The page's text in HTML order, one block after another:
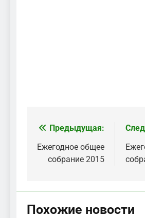
Навигация
по
записям
Предыдущая:
Ежегодное общее
собрание 2015
Похожие новости